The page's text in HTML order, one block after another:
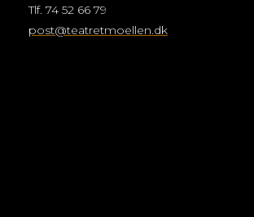
Tlf. 74 52 66 79
post@teatretmoellen.dk